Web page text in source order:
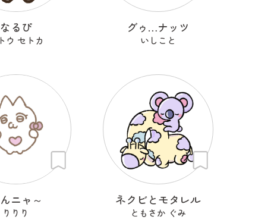
なるぴ
ウ セトカ
グゥ…ナッツ
いしこと
ニャ～
りりり
ネクビとモタレル
ともさか ぐみ